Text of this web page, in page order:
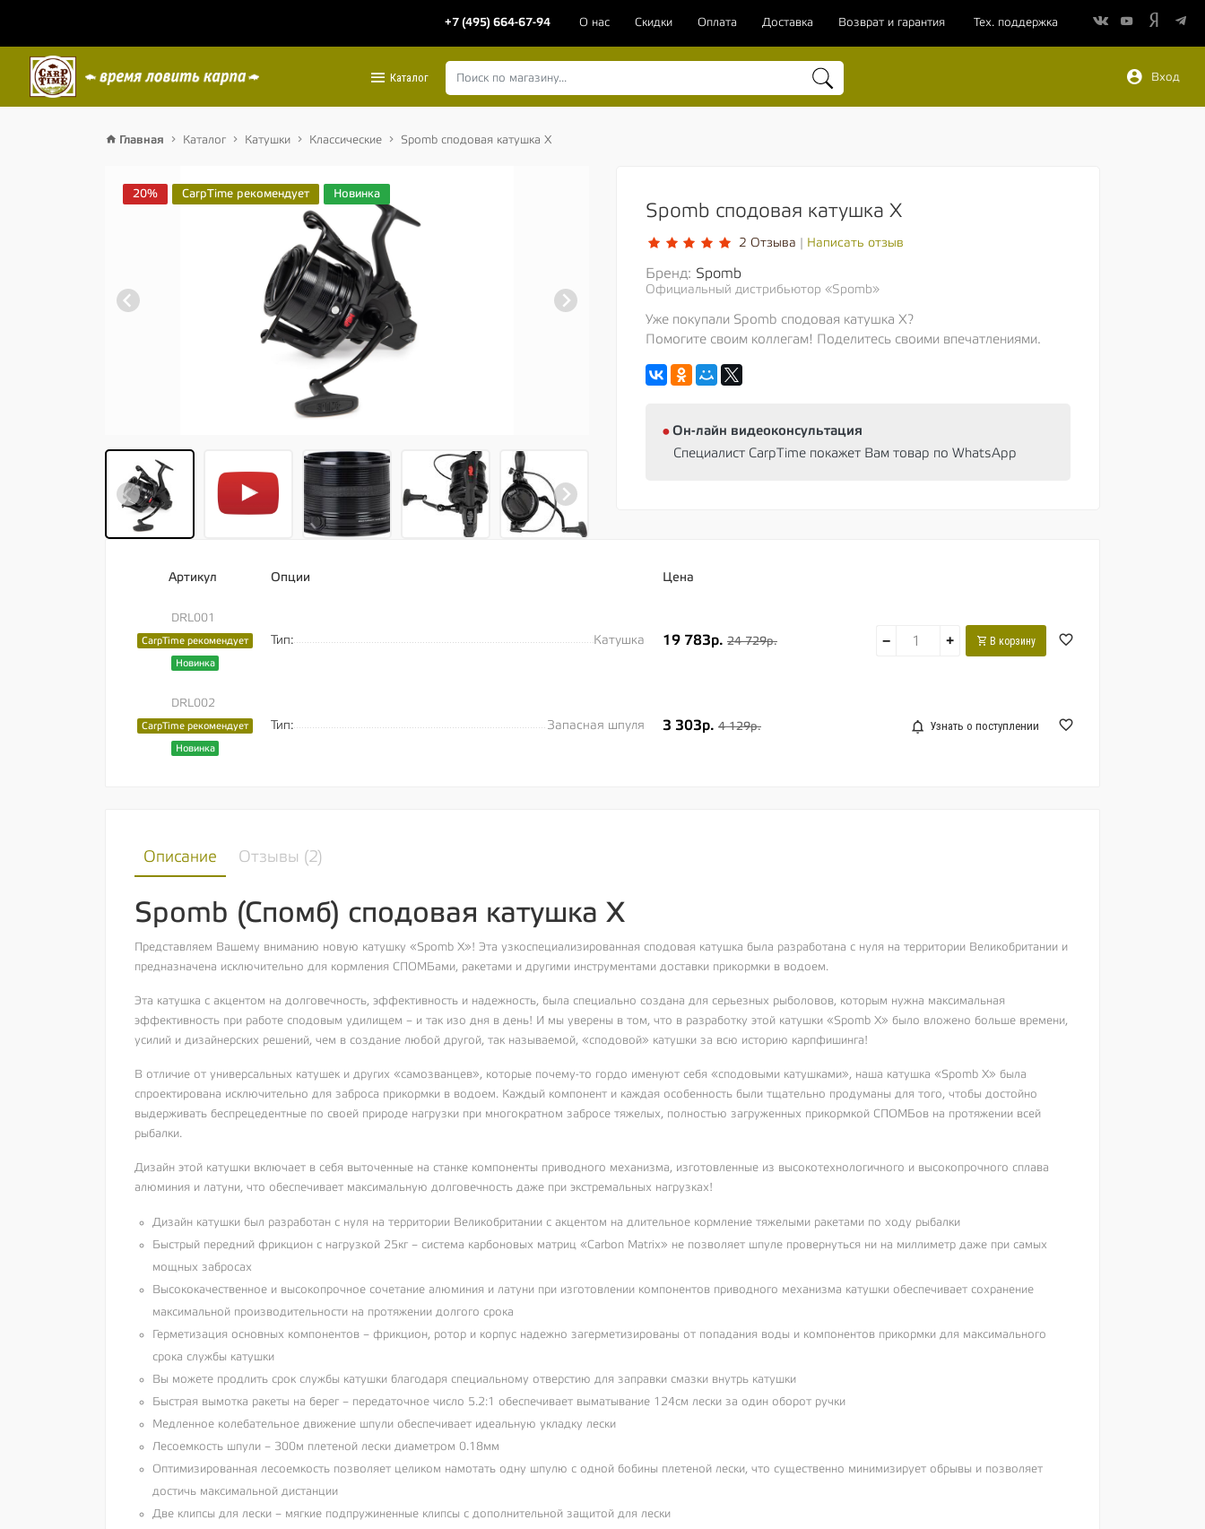
+7 (495) 664-67-94 О нас Скидки Оплата Доставка Возврат и гарантия Тех. поддержка
Каталог Вход
Главная Каталог Катушки Классические Spomb сподовая катушка X
20% CarpTime рекомендует Новинка
Spomb сподовая катушка X
2 Отзыва Написать отзыв
Бренд: Spomb
Официальный дистрибьютор «Spomb»
Уже покупали Spomb сподовая катушка X?
Помогите своим коллегам! Поделитесь своими впечатлениями.
⦁ Oн-лайн видеоконсультация
Специалист CarpTime покажет Вам товар по WhatsApp
Артикул Опции Цена
DRL001
CarpTime рекомендует
Новинка
Тип: Катушка 19 783р. 24 729р. − + В корзину
DRL002
CarpTime рекомендует
Новинка
Тип: Запасная шпуля 3 303р. 4 129р. Узнать о поступлении
Описание Отзывы (2)
Spomb (Спомб) сподовая катушка X
Представляем Вашему вниманию новую катушку «Spomb X»! Эта узкоспециализированная сподовая катушка была разработана с нуля на территории Великобритании и
предназначена исключительно для кормления СПОМБами, ракетами и другими инструментами доставки прикормки в водоем.
Эта катушка с акцентом на долговечность, эффективность и надежность, была специально создана для серьезных рыболовов, которым нужна максимальная
эффективность при работе сподовым удилищем – и так изо дня в день! И мы уверены в том, что в разработку этой катушки «Spomb X» было вложено больше времени,
усилий и дизайнерских решений, чем в создание любой другой, так называемой, «сподовой» катушки за всю историю карпфишинга!
В отличие от универсальных катушек и других «самозванцев», которые почему-то гордо именуют себя «сподовыми катушками», наша катушка «Spomb X» была
спроектирована исключительно для заброса прикормки в водоем. Каждый компонент и каждая особенность были тщательно продуманы для того, чтобы достойно
выдерживать беспрецедентные по своей природе нагрузки при многократном забросе тяжелых, полностью загруженных прикормкой СПОМБов на протяжении всей
рыбалки.
Дизайн этой катушки включает в себя выточенные на станке компоненты приводного механизма, изготовленные из высокотехнологичного и высокопрочного сплава
алюминия и латуни, что обеспечивает максимальную долговечность даже при экстремальных нагрузках!
Дизайн катушки был разработан с нуля на территории Великобритании с акцентом на длительное кормление тяжелыми ракетами по ходу рыбалки
Быстрый передний фрикцион с нагрузкой 25кг – система карбоновых матриц «Carbon Matrix» не позволяет шпуле провернуться ни на миллиметр даже при самых
мощных забросах
Высококачественное и высокопрочное сочетание алюминия и латуни при изготовлении компонентов приводного механизма катушки обеспечивает сохранение
максимальной производительности на протяжении долгого срока
Герметизация основных компонентов – фрикцион, ротор и корпус надежно загерметизированы от попадания воды и компонентов прикормки для максимального
срока службы катушки
Вы можете продлить срок службы катушки благодаря специальному отверстию для заправки смазки внутрь катушки
Быстрая вымотка ракеты на берег – передаточное число 5.2:1 обеспечивает выматывание 124см лески за один оборот ручки
Медленное колебательное движение шпули обеспечивает идеальную укладку лески
Лесоемкость шпули – 300м плетеной лески диаметром 0.18мм
Оптимизированная лесоемкость позволяет целиком намотать одну шпулю с одной бобины плетеной лески, что существенно минимизирует обрывы и позволяет
достичь максимальной дистанции
Две клипсы для лески – мягкие подпружиненные клипсы с дополнительной защитой для лески